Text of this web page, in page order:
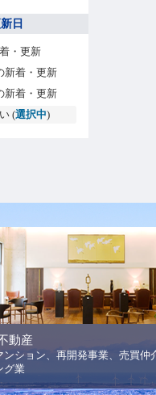
日
・更新
新着・更新
新着・更新
(選択中)
動産
ンション、再開発事業、売買仲
グ業